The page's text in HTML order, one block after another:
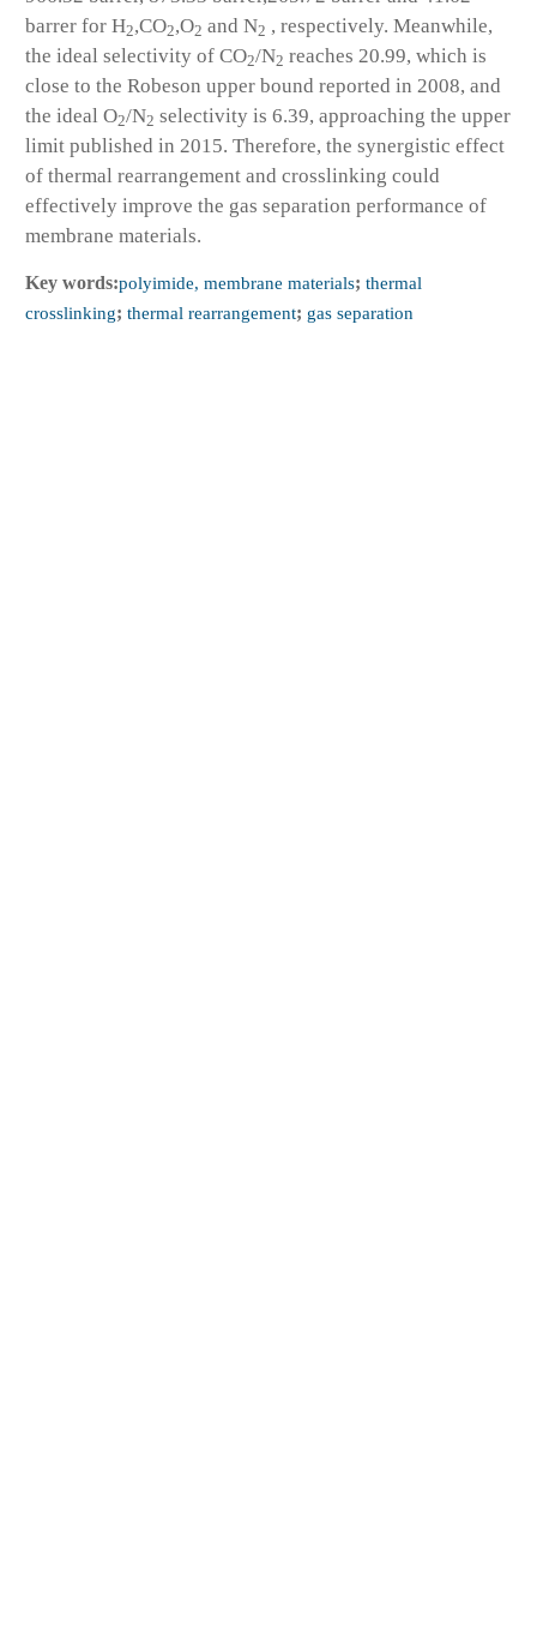
barrer for H2,CO2,O2 and N2 , respectively. Meanwhile,
the ideal selectivity of CO2/N2 reaches 20.99, which is
close to the Robeson upper bound reported in 2008, and
the ideal O2/N2 selectivity is 6.39, approaching the upper
limit published in 2015. Therefore, the synergistic effect
of thermal rearrangement and crosslinking could
effectively improve the gas separation performance of
membrane materials.
Key words:polyimide, membrane materials; thermal
crosslinking; thermal rearrangement; gas separation